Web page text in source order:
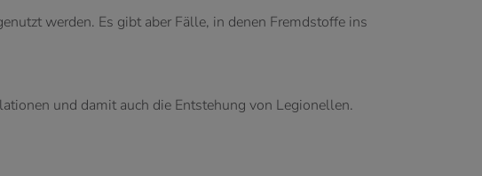
werden. Es gibt aber Fälle, in denen Fremdstoffe ins
und damit auch die Entstehung von Legionellen.